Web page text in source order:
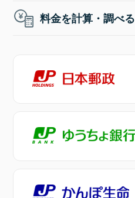
料金を計算・調べる